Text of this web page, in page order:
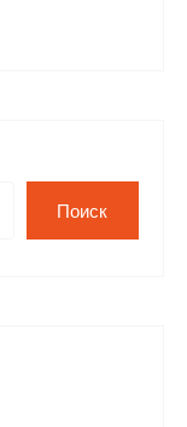
Поиск